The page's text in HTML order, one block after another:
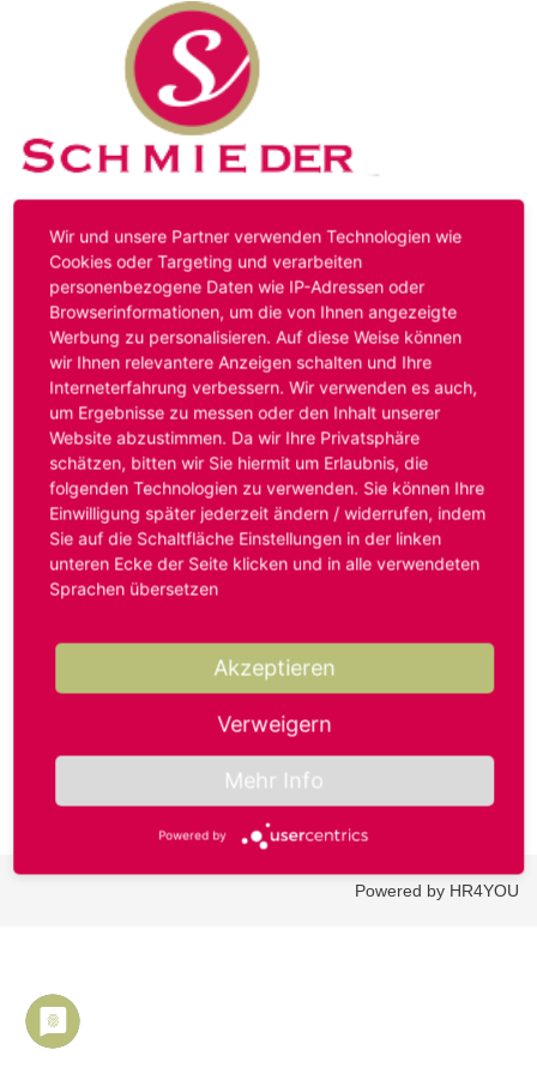
Kontakt Impressum Datenschutz
Hinweis:Das von ihnen aufgerufene Stellenangebot ist
bereits ausgelaufen. Alternative Stellenanzeigen finden
Sie unter:
www.schmieder-personal.de/stellenangebote
Oder Sie bewerben sich
initiativund wir suchen für Sie
passende Stellenangebote.
Anmelden
Benutzername oder E-Mail-Adresse*
Passwort*
Powered by HR4YOU
Wir und unsere Partner verwenden Technologien wie
Cookies oder Targeting und verarbeiten
personenbezogene Daten wie IP-Adressen oder
Browserinformationen, um die von Ihnen angezeigte
Werbung zu personalisieren. Auf diese Weise können
wir Ihnen relevantere Anzeigen schalten und Ihre
Interneterfahrung verbessern. Wir verwenden es auch,
um Ergebnisse zu messen oder den Inhalt unserer
Website abzustimmen. Da wir Ihre Privatsphäre
schätzen, bitten wir Sie hiermit um Erlaubnis, die
folgenden Technologien zu verwenden. Sie können Ihre
Einwilligung später jederzeit ändern / widerrufen, indem
Sie auf die Schaltfläche Einstellungen in der linken
unteren Ecke der Seite klicken und in alle verwendeten
Sprachen übersetzen
Akzeptieren
Verweigern
Mehr Info
Powered by